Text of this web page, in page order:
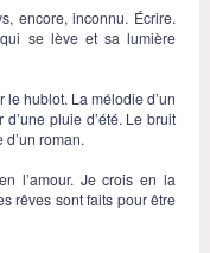
encore, inconnu. Écrire.
se lève et sa lumière
le hublot. La mélodie d’un
pluie d’été. Le bruit
roman.
l’amour. Je crois en la
rêves sont faits pour être